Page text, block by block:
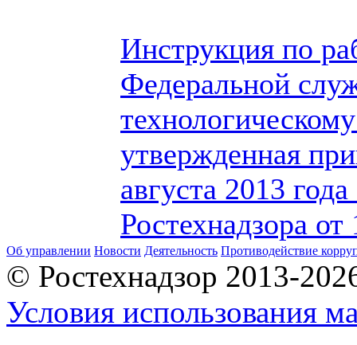
Инструкция по
Федеральной
утвержденная
августа 2013
Ростехнадзора
Об управлении Новости Деятельность Противодействие
© Ростехнадзор 2013-
Условия использования